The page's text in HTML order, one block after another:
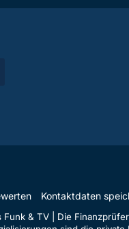
Kontaktdaten
& TV | Die